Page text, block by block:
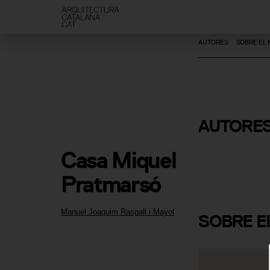
Manuel Joaquim Raspall i Mayol
Casa Miquel
Pratmarsó
AUTORES SOBRE EL
Manuel
Raspall i
SOBRE